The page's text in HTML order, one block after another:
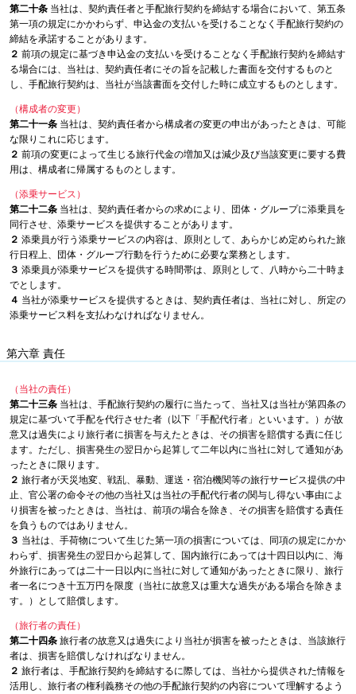
第二十条 当社は、契約責任者と手配旅行契約を締結する場合において、第五条
第一項の規定にかかわらず、申込金の支払いを受けることなく手配旅行契約の
締結を承諾することがあります。
２ 前項の規定に基づき申込金の支払いを受けることなく手配旅行契約を締結す
る場合には、当社は、契約責任者にその旨を記載した書面を交付するものと
し、手配旅行契約は、当社が当該書面を交付した時に成立するものとします。
（構成者の変更）
第二十一条 当社は、契約責任者から構成者の変更の申出があったときは、可能
な限りこれに応じます。
２ 前項の変更によって生じる旅行代金の増加又は減少及び当該変更に要する費
用は、構成者に帰属するものとします。
（添乗サービス）
第二十二条 当社は、契約責任者からの求めにより、団体・グループに添乗員を
同行させ、添乗サービスを提供することがあります。
２ 添乗員が行う添乗サービスの内容は、原則として、あらかじめ定められた旅
行日程上、団体・グループ行動を行うために必要な業務とします。
３ 添乗員が添乗サービスを提供する時間帯は、原則として、八時から二十時ま
でとします。
４ 当社が添乗サービスを提供するときは、契約責任者は、当社に対し、所定の
添乗サービス料を支払わなければなりません。
第六章 責任
（当社の責任）
第二十三条 当社は、手配旅行契約の履行に当たって、当社又は当社が第四条の
規定に基づいて手配を代行させた者（以下「手配代行者」といいます。）が故
意又は過失により旅行者に損害を与えたときは、その損害を賠償する責に任じ
ます。ただし、損害発生の翌日から起算して二年以内に当社に対して通知があ
ったときに限ります。
２ 旅行者が天災地変、戦乱、暴動、運送・宿泊機関等の旅行サービス提供の中
止、官公署の命令その他の当社又は当社の手配代行者の関与し得ない事由によ
り損害を被ったときは、当社は、前項の場合を除き、その損害を賠償する責任
を負うものではありません。
３ 当社は、手荷物について生じた第一項の損害については、同項の規定にかか
わらず、損害発生の翌日から起算して、国内旅行にあっては十四日以内に、海
外旅行にあっては二十一日以内に当社に対して通知があったときに限り、旅行
者一名につき十五万円を限度（当社に故意又は重大な過失がある場合を除きま
す。）として賠償します。
（旅行者の責任）
第二十四条 旅行者の故意又は過失により当社が損害を被ったときは、当該旅行
者は、損害を賠償しなければなりません。
２ 旅行者は、手配旅行契約を締結するに際しては、当社から提供された情報を
活用し、旅行者の権利義務その他の手配旅行契約の内容について理解するよう